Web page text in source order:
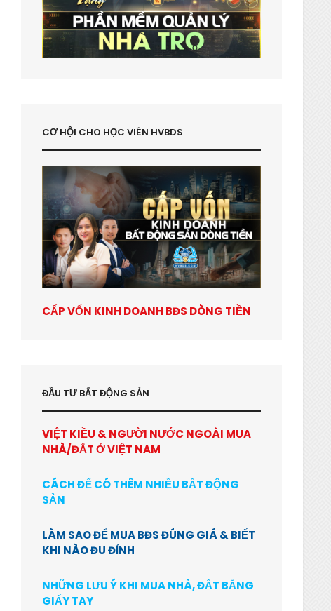
CƠ HỘI CHO HỌC VIÊN HVBDS
CẤP VỐN KINH DOANH BĐS DÒNG TIỀN
ĐẦU TƯ BẤT ĐỘNG SẢN
VIỆT KIỀU & NGƯỜI NƯỚC NGOÀI MUA
NHÀ/ĐẤT Ở VIỆT NAM
CÁCH ĐỂ CÓ THÊM NHIỀU BẤT ĐỘNG
SẢN
LÀM SAO ĐỂ MUA BĐS ĐÚNG GIÁ & BIẾT
KHI NÀO ĐU ĐỈNH
NHỮNG LƯU Ý KHI MUA NHÀ, ĐẤT BẰNG
GIẤY TAY